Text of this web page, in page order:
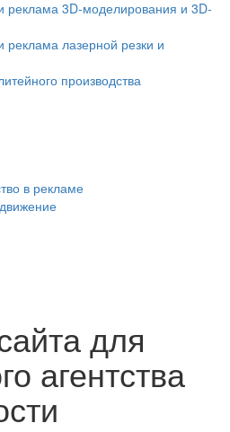
реклама 3D-моделирования и 3D-
реклама лазерной резки и
производства
в рекламе
для
агентства